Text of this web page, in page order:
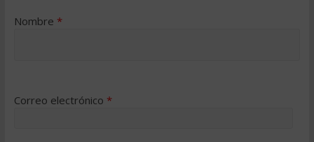
Nombre *
Correo electrónico *